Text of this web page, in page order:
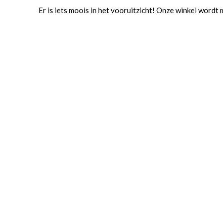
Er is iets moois in het vooruitzicht! Onze winkel wordt